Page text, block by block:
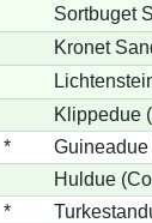
Sortbuget
Kronet
Klippedue
*
Huldue
*